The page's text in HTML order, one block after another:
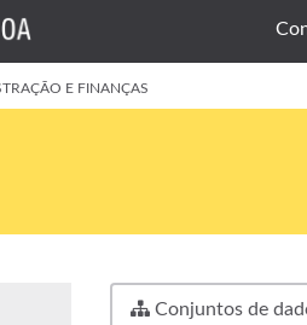
E FINANÇAS
Conjuntos de